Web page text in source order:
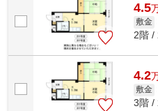
4.5
敷金
2階 /
4.2
敷金
3階 /